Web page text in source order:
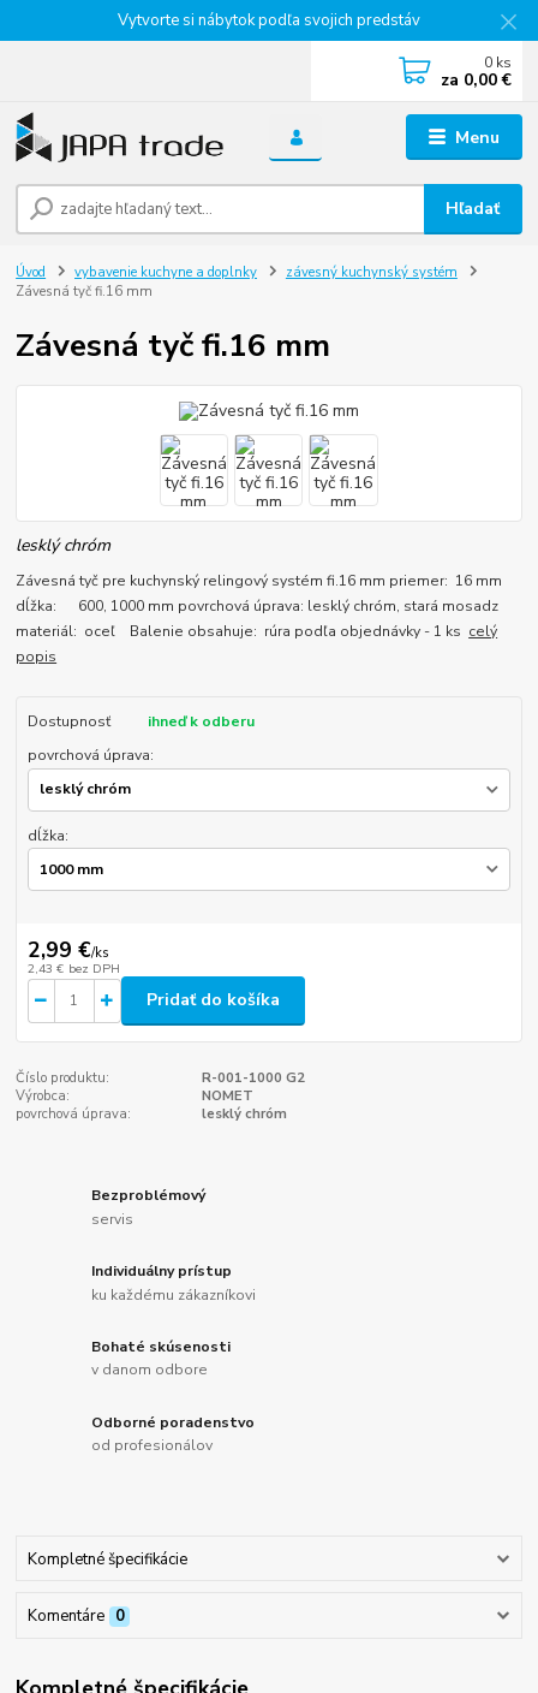
Vytvorte si nábytok podľa svojich predstáv
Menu
Hľadať
0 ks
za 0,00 €
Úvod vybavenie kuchyne a doplnky
závesný kuchynský systém
Závesná tyč fi.16 mm
Závesná tyč fi.16 mm
lesklý chróm
Závesná tyč pre kuchynský relingový systém fi.16 mm priemer: 16 mm
dĺžka: 600, 1000 mm povrchová úprava: lesklý chróm, stará mosadz
materiál: oceľ Balenie obsahuje: rúra podľa objednávky - 1 ks celý
popis
Dostupnosť
ihneď k odberu
povrchová úprava:
dĺžka:
2,99 €/ks
2,43 € bez DPH
Pridať do košíka
Číslo produktu:
R-001-1000 G2
Výrobca:
NOMET
povrchová úprava:
lesklý chróm
Bezproblémový
servis
Individuálny prístup
ku každému zákazníkovi
Bohaté skúsenosti
v danom odbore
Odborné poradenstvo
od profesionálov
Kompletné špecifikácie
Komentáre 0